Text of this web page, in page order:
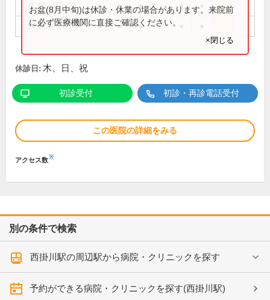
8:30～13:00 ● ● ● ●
14:00～17:00 ● ● ●
お盆(8月中旬)は休診・休業の場合があります。来院前
に必ず医療機関に直接ご確認ください。
×閉じる
休診日: 木、日、祝
初診受付 初診・再診電話受付
この医院の詳細をみる
アクセス数※
別の条件で検索
西掛川駅の周辺駅から病院・クリニックを探す
予約ができる病院・クリニックを探す(西掛川駅)